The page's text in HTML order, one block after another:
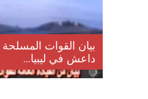
بيان القوات
داعش في ليبيا...